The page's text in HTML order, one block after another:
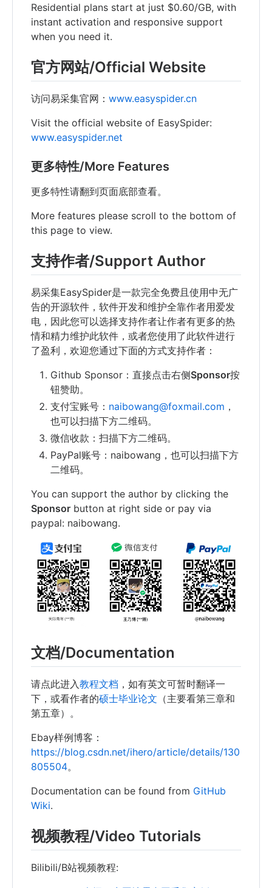
Residential plans start at just $0.60/GB, with
instant activation and responsive support
when you need it.
官方网站/Official Website
访问易采集官网： www.easyspider.cn
Visit the official website of EasySpider:
www.easyspider.net
更多特性/More Features
更多特性请翻到页面底部查看。
More features please scroll to the bottom of
this page to view.
支持作者/Support Author
易采集EasySpider是一款完全免费且使用中无广
告的开源软件，软件开发和维护全靠作者用爱发
电，因此您可以选择支持作者让作者有更多的热
情和精力维护此软件，或者您使用了此软件进行
了盈利，欢迎您通过下面的方式支持作者：
Github Sponsor：直接点击右侧Sponsor按
钮赞助。
支付宝账号： naibowang@foxmail.com ，
也可以扫描下方二维码。
微信收款：扫描下方二维码。
PayPal账号：naibowang，也可以扫描下方
二维码。
You can support the author by clicking the
Sponsor button at right side or pay via
paypal: naibowang.
文档/Documentation
请点此进入教程文档 ，如有英文可暂时翻译一
下，或看作者的硕士毕业论文 （主要看第三章和
第五章）。
Ebay样例博客：
https://blog.csdn.net/ihero/article/details/130
805504。
Documentation can be found from GitHub
Wiki.
视频教程/Video Tutorials
Bilibili/B站视频教程: